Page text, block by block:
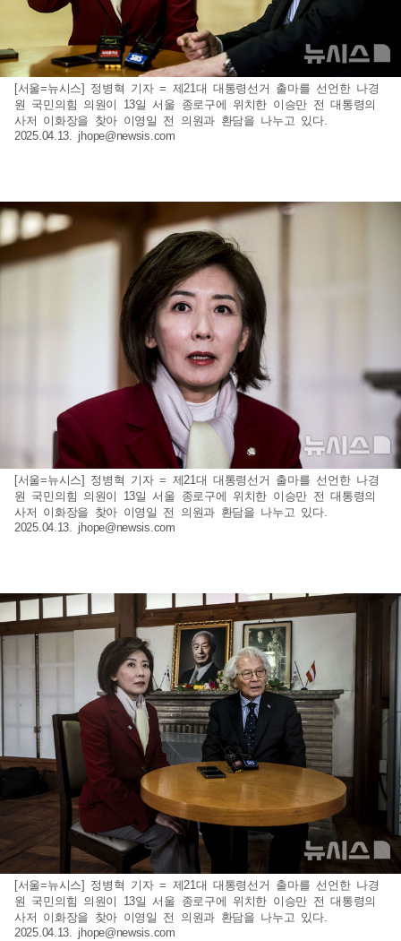
[서울=뉴시스] 정병혁 기자 = 제21대 대통령선거 출마를 선언한 나경
원 국민의힘 의원이 13일 서울 종로구에 위치한 이승만 전 대통령의
사저 이화장을 찾아 이영일 전 의원과 환담을 나누고 있다.
2025.04.13. jhope@newsis.com
[서울=뉴시스] 정병혁 기자 = 제21대 대통령선거 출마를 선언한 나경
원 국민의힘 의원이 13일 서울 종로구에 위치한 이승만 전 대통령의
사저 이화장을 찾아 이영일 전 의원과 환담을 나누고 있다.
2025.04.13. jhope@newsis.com
[서울=뉴시스] 정병혁 기자 = 제21대 대통령선거 출마를 선언한 나경
원 국민의힘 의원이 13일 서울 종로구에 위치한 이승만 전 대통령의
사저 이화장을 찾아 이영일 전 의원과 환담을 나누고 있다.
2025.04.13. jhope@newsis.com